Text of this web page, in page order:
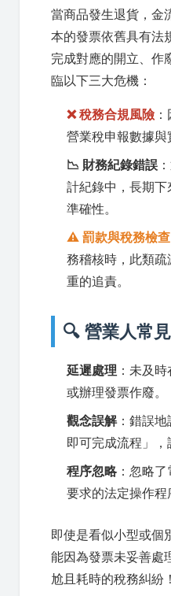
當商品發生退貨，金
本的發票依舊具有法
完成對應的開立、作
臨以下三大危機：
❌ 稅務合規風險
營業稅申報數據與
📉 財務紀錄錯誤
計紀錄中，長期
準確性。
⚠️ 罰款與稅務檢查
務稽核時，此類
重的追責。
🔍 營業人常
延遲處理 ：未及
或辦理發票作廢。
觀念誤解：錯誤地
即可完成流程」，
程序忽略：忽略了
要求的法定操作程
即使是看似小型或個
能因為發票未妥善處
尬且耗時的稅務糾紛！